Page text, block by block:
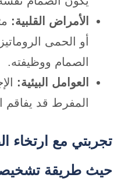
الأمراض القلبية:
أو الحمى
الصمام ووظيفته.
العوامل البيئية:
المفرط قد
تجربتي مع ارتخاء
حيث طريقة